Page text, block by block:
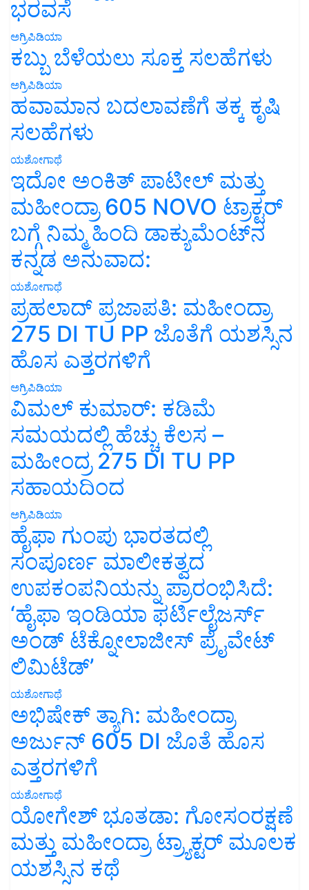
ಭರವಸೆ
ಅಗ್ರಿಪಿಡಿಯಾ
ಕಬ್ಬು ಬೆಳೆಯಲು ಸೂಕ್ತ ಸಲಹೆಗಳು
ಅಗ್ರಿಪಿಡಿಯಾ
ಹವಾಮಾನ ಬದಲಾವಣೆಗೆ ತಕ್ಕ ಕೃಷಿ
ಸಲಹೆಗಳು
ಯಶೋಗಾಥೆ
ಇದೋ ಅಂಕಿತ್ ಪಾಟೀಲ್ ಮತ್ತು
ಮಹೀಂದ್ರಾ 605 NOVO ಟ್ರಾಕ್ಟರ್
ಬಗ್ಗೆ ನಿಮ್ಮ ಹಿಂದಿ ಡಾಕ್ಯುಮೆಂಟ್‌ನ
ಕನ್ನಡ ಅನುವಾದ:
ಯಶೋಗಾಥೆ
ಪ್ರಹಲಾದ್ ಪ್ರಜಾಪತಿ: ಮಹೀಂದ್ರಾ
275 DI TU PP ಜೊತೆಗೆ ಯಶಸ್ಸಿನ
ಹೊಸ ಎತ್ತರಗಳಿಗೆ
ಅಗ್ರಿಪಿಡಿಯಾ
ವಿಮಲ್ ಕುಮಾರ್: ಕಡಿಮೆ
ಸಮಯದಲ್ಲಿ ಹೆಚ್ಚು ಕೆಲಸ –
ಮಹೀಂದ್ರ 275 DI TU PP
ಸಹಾಯದಿಂದ
ಅಗ್ರಿಪಿಡಿಯಾ
ಹೈಫಾ ಗುಂಪು ಭಾರತದಲ್ಲಿ
ಸಂಪೂರ್ಣ ಮಾಲೀಕತ್ವದ
ಉಪಕಂಪನಿಯನ್ನು ಪ್ರಾರಂಭಿಸಿದೆ:
‘ಹೈಫಾ ಇಂಡಿಯಾ ಫರ್ಟಿಲೈಜರ್ಸ್
ಅಂಡ್ ಟೆಕ್ನೋಲಾಜೀಸ್ ಪ್ರೈವೇಟ್
ಲಿಮಿಟೆಡ್’
ಯಶೋಗಾಥೆ
ಅಭಿಷೇಕ್ ತ್ಯಾಗಿ: ಮಹೀಂದ್ರಾ
ಅರ್ಜುನ್ 605 DI ಜೊತೆ ಹೊಸ
ಎತ್ತರಗಳಿಗೆ
ಯಶೋಗಾಥೆ
ಯೋಗೇಶ್ ಭೂತಡಾ: ಗೋಸಂರಕ್ಷಣೆ
ಮತ್ತು ಮಹೀಂದ್ರಾ ಟ್ರ್ಯಾಕ್ಟರ್ ಮೂಲಕ
ಯಶಸ್ಸಿನ ಕಥೆ